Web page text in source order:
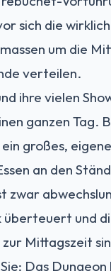
sich die
um die
verteilen.
ihre vielen
ganzen Tag.
großes,
an den
zwar
überteuert und
zur Mittagszeit
Das